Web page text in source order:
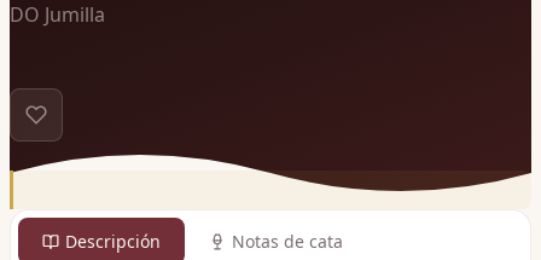
DO Jumilla
Descripción Notas de cata